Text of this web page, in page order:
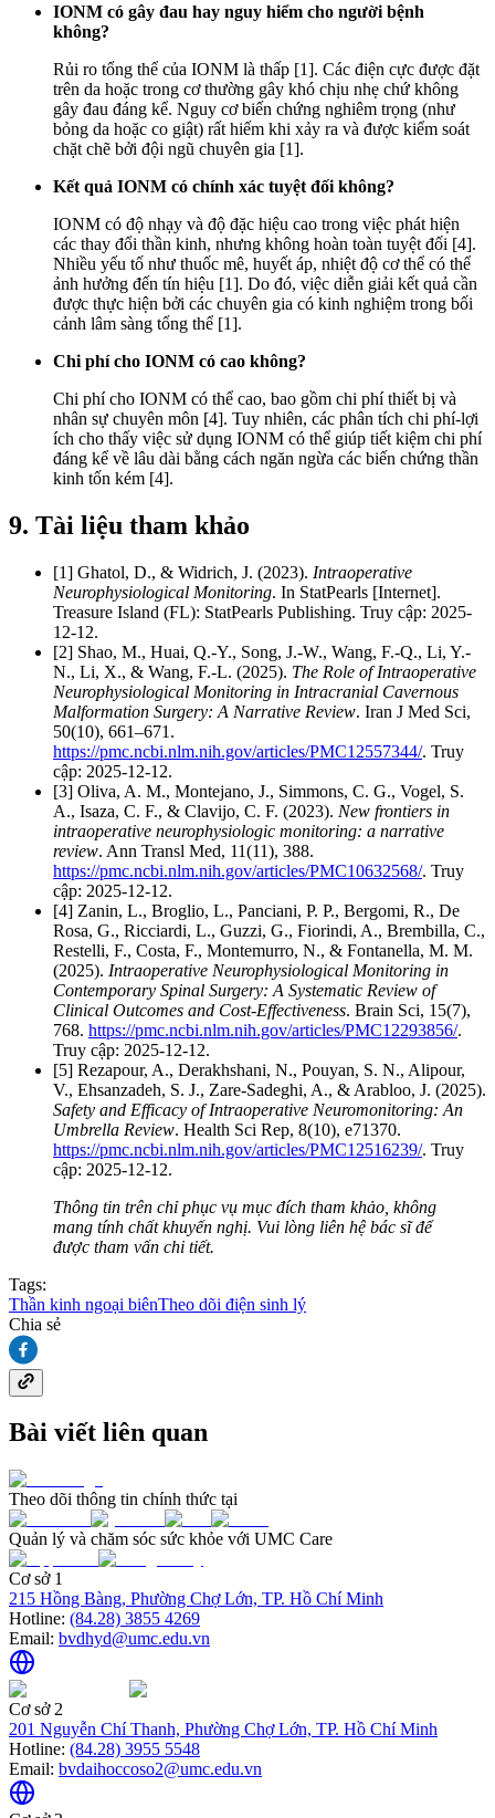
IONM có gây đau hay nguy hiểm cho người bệnh
không?
Rủi ro tổng thể của IONM là thấp [1]. Các điện cực được đặt
trên da hoặc trong cơ thường gây khó chịu nhẹ chứ không
gây đau đáng kể. Nguy cơ biến chứng nghiêm trọng (như
bỏng da hoặc co giật) rất hiếm khi xảy ra và được kiểm soát
chặt chẽ bởi đội ngũ chuyên gia [1].
Kết quả IONM có chính xác tuyệt đối không?
IONM có độ nhạy và độ đặc hiệu cao trong việc phát hiện
các thay đổi thần kinh, nhưng không hoàn toàn tuyệt đối [4].
Nhiều yếu tố như thuốc mê, huyết áp, nhiệt độ cơ thể có thể
ảnh hưởng đến tín hiệu [1]. Do đó, việc diễn giải kết quả cần
được thực hiện bởi các chuyên gia có kinh nghiệm trong bối
cảnh lâm sàng tổng thể [1].
Chi phí cho IONM có cao không?
Chi phí cho IONM có thể cao, bao gồm chi phí thiết bị và
nhân sự chuyên môn [4]. Tuy nhiên, các phân tích chi phí-lợi
ích cho thấy việc sử dụng IONM có thể giúp tiết kiệm chi phí
đáng kể về lâu dài bằng cách ngăn ngừa các biến chứng thần
kinh tốn kém [4].
9. Tài liệu tham khảo
[1] Ghatol, D., & Widrich, J. (2023). Intraoperative
Neurophysiological Monitoring. In StatPearls [Internet].
Treasure Island (FL): StatPearls Publishing. Truy cập: 2025-
12-12.
[2] Shao, M., Huai, Q.-Y., Song, J.-W., Wang, F.-Q., Li, Y.-
N., Li, X., & Wang, F.-L. (2025). The Role of Intraoperative
Neurophysiological Monitoring in Intracranial Cavernous
Malformation Surgery: A Narrative Review. Iran J Med Sci,
50(10), 661–671.
https://pmc.ncbi.nlm.nih.gov/articles/PMC12557344/. Truy
cập: 2025-12-12.
[3] Oliva, A. M., Montejano, J., Simmons, C. G., Vogel, S.
A., Isaza, C. F., & Clavijo, C. F. (2023). New frontiers in
intraoperative neurophysiologic monitoring: a narrative
review. Ann Transl Med, 11(11), 388.
https://pmc.ncbi.nlm.nih.gov/articles/PMC10632568/. Truy
cập: 2025-12-12.
[4] Zanin, L., Broglio, L., Panciani, P. P., Bergomi, R., De
Rosa, G., Ricciardi, L., Guzzi, G., Fiorindi, A., Brembilla, C.,
Restelli, F., Costa, F., Montemurro, N., & Fontanella, M. M.
(2025). Intraoperative Neurophysiological Monitoring in
Contemporary Spinal Surgery: A Systematic Review of
Clinical Outcomes and Cost-Effectiveness. Brain Sci, 15(7),
768. https://pmc.ncbi.nlm.nih.gov/articles/PMC12293856/.
Truy cập: 2025-12-12.
[5] Rezapour, A., Derakhshani, N., Pouyan, S. N., Alipour,
V., Ehsanzadeh, S. J., Zare‐Sadeghi, A., & Arabloo, J. (2025).
Safety and Efficacy of Intraoperative Neuromonitoring: An
Umbrella Review. Health Sci Rep, 8(10), e71370.
https://pmc.ncbi.nlm.nih.gov/articles/PMC12516239/. Truy
cập: 2025-12-12.
Thông tin trên chỉ phục vụ mục đích tham khảo, không
mang tính chất khuyến nghị. Vui lòng liên hệ bác sĩ để
được tham vấn chi tiết.
Tags:
Thần kinh ngoại biênTheo dõi điện sinh lý
Chia sẻ
Bài viết liên quan
Theo dõi thông tin chính thức tại
Quản lý và chăm sóc sức khỏe với UMC Care
Cơ sở 1
215 Hồng Bàng, Phường Chợ Lớn, TP. Hồ Chí Minh
Hotline: (84.28) 3855 4269
Email: bvdhyd@umc.edu.vn
Cơ sở 2
201 Nguyễn Chí Thanh, Phường Chợ Lớn, TP. Hồ Chí Minh
Hotline: (84.28) 3955 5548
Email: bvdaihoccoso2@umc.edu.vn